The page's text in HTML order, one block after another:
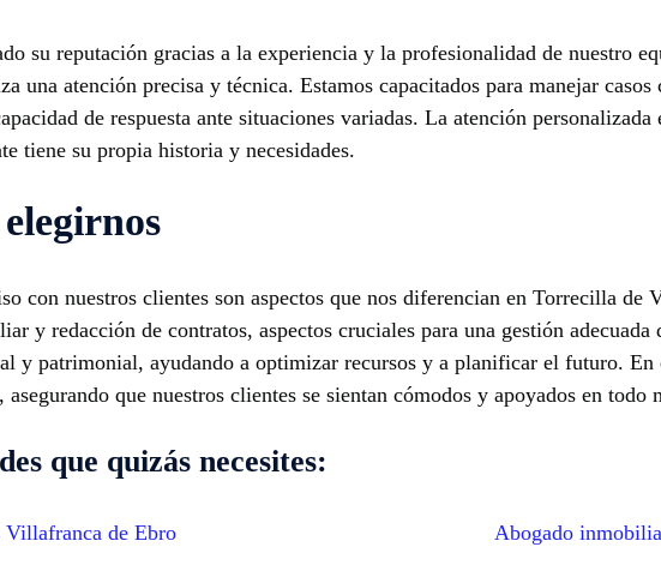
su reputación gracias a la experiencia y la profesionalidad de nuestro
una atención precisa y técnica. Estamos capacitados para manejar
de respuesta ante situaciones variadas. La atención
tiene su propia historia y necesidades.
con nuestros clientes son aspectos que nos diferencian en Torrecilla de
y redacción de contratos, aspectos cruciales para una gestión
y patrimonial, ayudando a optimizar recursos y a planificar el futuro. En
que nuestros clientes se sientan cómodos y apoyados en todo
que quizás necesites:
Villafranca de Ebro Abogado